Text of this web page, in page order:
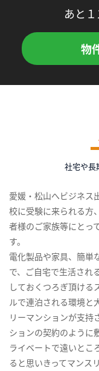
あと
物
社宅や長
愛媛・松山へビジネス
校に受験に来られる方
者様のご家族等にとっ
す。
電化製品や家具、簡単
で、ご自宅で生活され
しておくつろぎ頂ける
ルで連泊される環境と
リーマンションが支持
ションの契約のように
ライベートで遠いとこ
ると思いきってマンス